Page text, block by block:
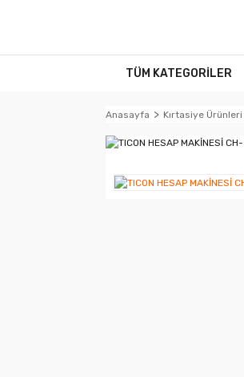
TÜM KATEGORİLER
Anasayfa Kırtasiye Ürünleri